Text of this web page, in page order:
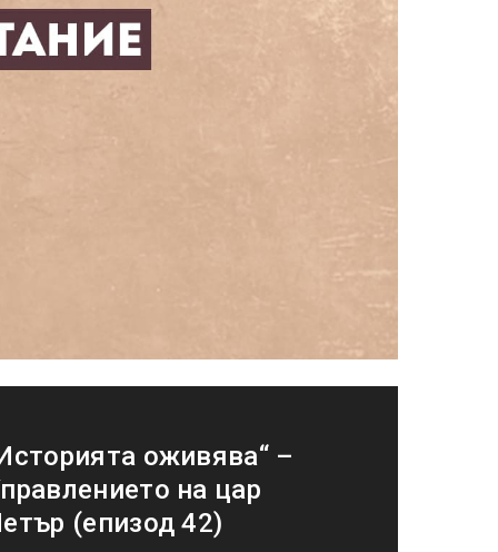
оживява“ –
на цар
(епизод 42)